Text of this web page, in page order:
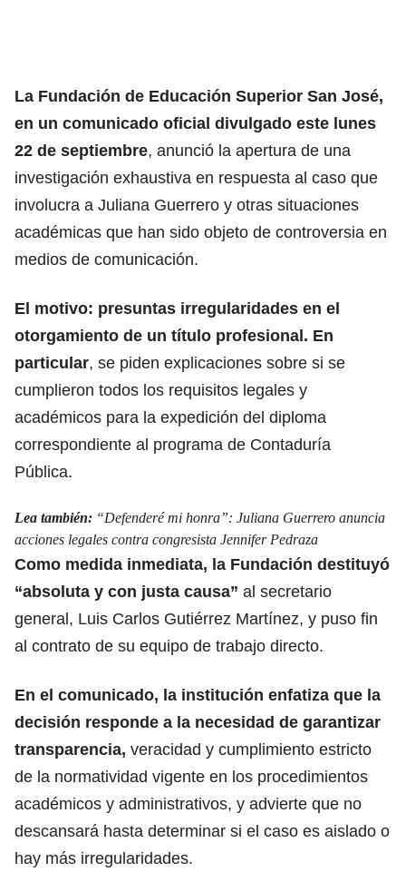
La Fundación de Educación Superior San José,
en un comunicado oficial divulgado este lunes
22 de septiembre, anunció la apertura de una
investigación exhaustiva en respuesta al caso que
involucra a Juliana Guerrero y otras situaciones
académicas que han sido objeto de controversia en
medios de comunicación.
El motivo: presuntas irregularidades en el
otorgamiento de un título profesional. En
particular, se piden explicaciones sobre si se
cumplieron todos los requisitos legales y
académicos para la expedición del diploma
correspondiente al programa de Contaduría
Pública.
Lea también: “Defenderé mi honra”: Juliana Guerrero anuncia
acciones legales contra congresista Jennifer Pedraza
Como medida inmediata, la Fundación destituyó
“absoluta y con justa causa” al secretario
general, Luis Carlos Gutiérrez Martínez, y puso fin
al contrato de su equipo de trabajo directo.
En el comunicado, la institución enfatiza que la
decisión responde a la necesidad de garantizar
transparencia, veracidad y cumplimiento estricto
de la normatividad vigente en los procedimientos
académicos y administrativos, y advierte que no
descansará hasta determinar si el caso es aislado o
hay más irregularidades.